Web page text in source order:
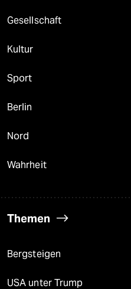
Gesellschaft
Kultur
Sport
Berlin
Nord
Wahrheit
Themen
Bergsteigen
USA unter Trump